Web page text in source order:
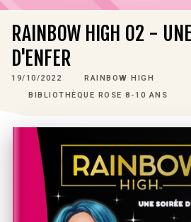
RAINBOW HIGH 02 -
D'ENFER
19/10/2022
RAINBOW HIGH
BIBLIOTHÈQUE ROSE 8-10 ANS